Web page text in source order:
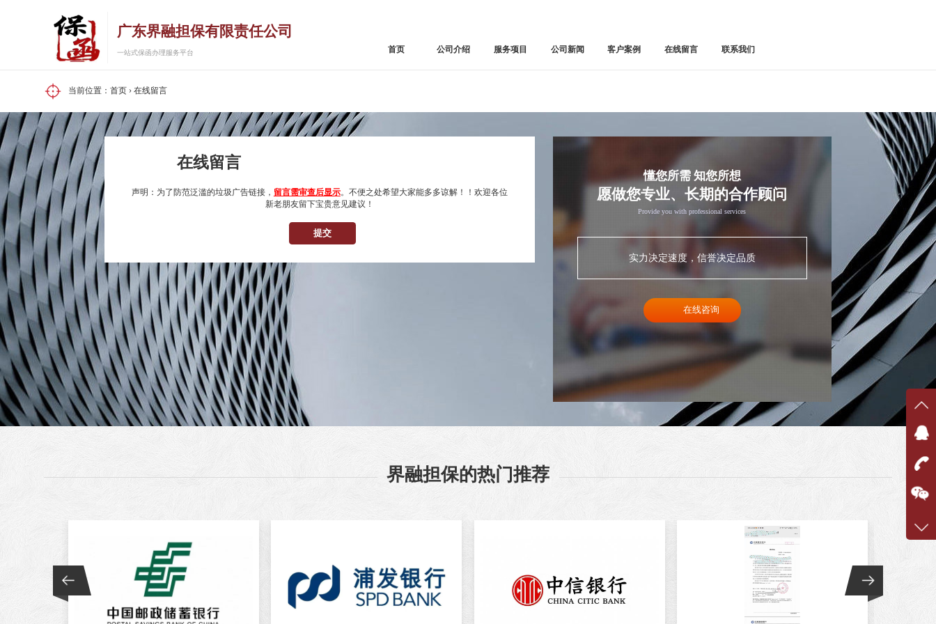
广东界融担保有限责任公司
一站式保函办理服务平台 首页 公司介绍 服务项目 公司新闻 客户案例 在线留言 联系我们
当前位置： 首页› 在线留言
在线留言
声明：为了防范泛滥的垃圾广告链接， 留言需审查后显示。不便之处希望大家能多多谅解！！欢迎各位
新老朋友留下宝贵意见建议！
懂您所需 知您所想
愿做您专业、长期的合作顾问
Provide you with professional services
实力决定速度，信誉决定品质
在线咨询
界融担保的热门推荐
在线
在
咨询
客服